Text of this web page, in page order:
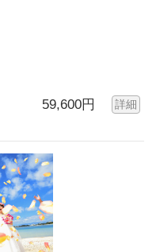
59,600円 詳細